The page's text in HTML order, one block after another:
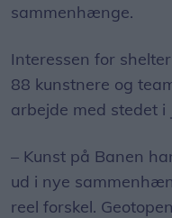
sammenhænge.
Interessen for
88 kunstnere og
arbejde med stedet i
– Kunst på Banen
ud i nye
reel forskel.